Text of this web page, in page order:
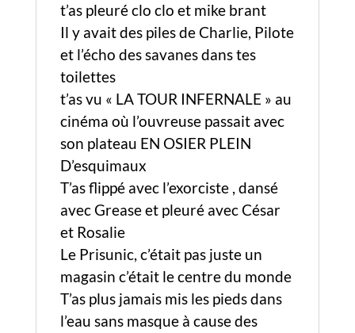
t’as pleuré clo clo et mike brant
Il y avait des piles de Charlie, Pilote
et l’écho des savanes dans tes
toilettes
t’as vu « LA TOUR INFERNALE » au
cinéma où l’ouvreuse passait avec
son plateau EN OSIER PLEIN
D’esquimaux
T’as flippé avec l’exorciste , dansé
avec Grease et pleuré avec César
et Rosalie
Le Prisunic, c’était pas juste un
magasin c’était le centre du monde
T’as plus jamais mis les pieds dans
l’eau sans masque à cause des